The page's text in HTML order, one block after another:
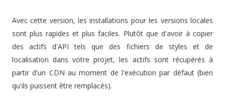
Avec cette version, les installations pour les versions locales
sont plus rapides et plus faciles. Plutôt que d'avoir à copier
des actifs d'API tels que des fichiers de styles et de
localisation dans votre projet, les actifs sont récupérés à
partir d'un CDN au moment de l'exécution par défaut (bien
qu'ils puissent être remplacés).